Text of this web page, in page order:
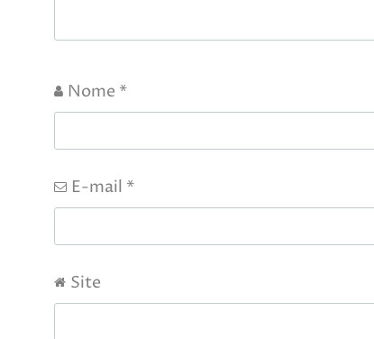
Nome *
E-mail *
Site